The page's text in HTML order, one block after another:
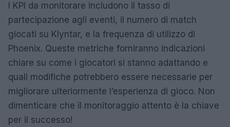
I KPI da monitorare includono il tasso di
partecipazione agli eventi, il numero di match
giocati su Klyntar, e la frequenza di utilizzo di
Phoenix. Queste metriche forniranno indicazioni
chiare su come i giocatori si stanno adattando e
quali modifiche potrebbero essere necessarie per
migliorare ulteriormente l’esperienza di gioco. Non
dimenticare che il monitoraggio attento è la chiave
per il successo!